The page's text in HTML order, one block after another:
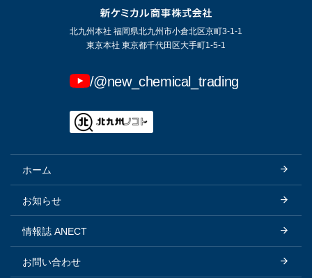
北九州本社 福岡県北九州市小倉北区京町3-1-1
東京本社 東京都千代田区大手町1-5-1
/@new_chemical_trading
ホーム
お知らせ
情報誌 ANECT
お問い合わせ